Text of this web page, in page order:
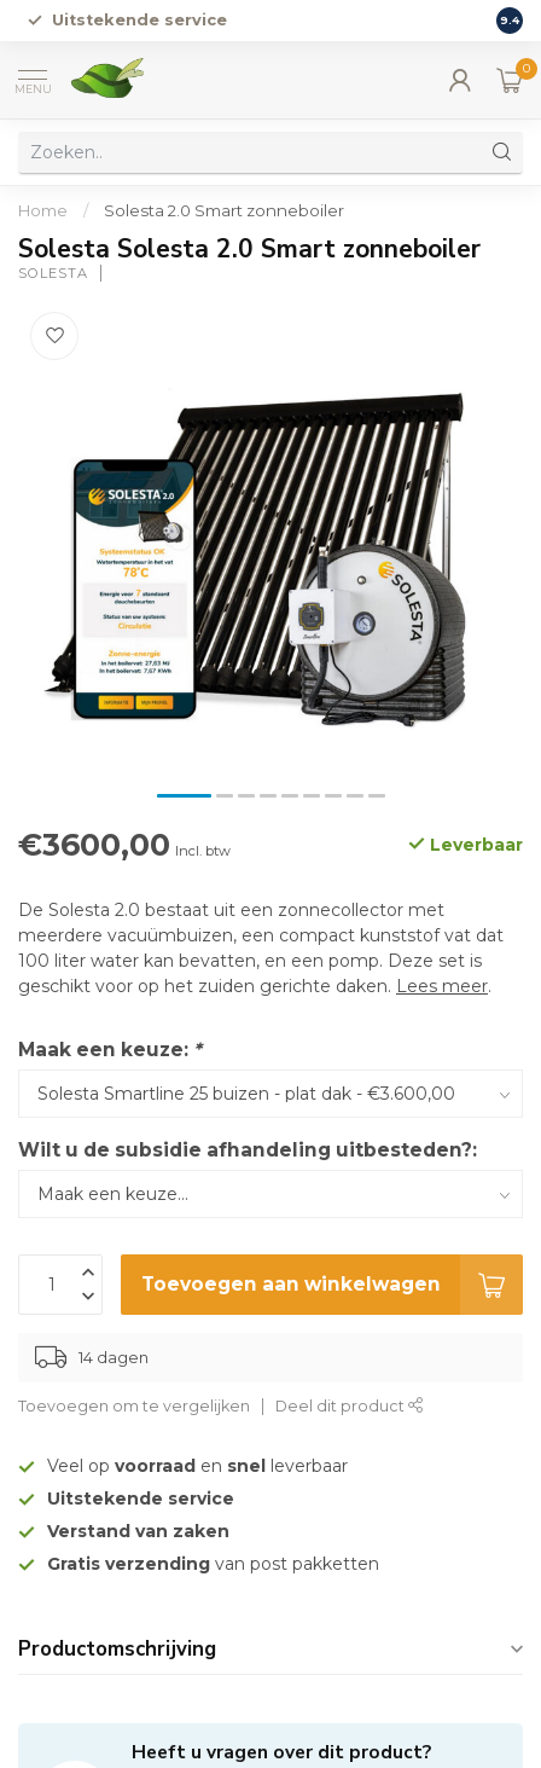
Uitstekende service 9.4
MENU
0
Home / Solesta 2.0 Smart zonneboiler
Solesta Solesta 2.0 Smart zonneboiler
SOLESTA
€3600,00 Incl. btw Leverbaar
De Solesta 2.0 bestaat uit een zonnecollector met
meerdere vacuümbuizen, een compact kunststof vat dat
100 liter water kan bevatten, en een pomp. Deze set is
geschikt voor op het zuiden gerichte daken. Lees meer.
Maak een keuze: *
Wilt u de subsidie afhandeling uitbesteden?:
Toevoegen aan winkelwagen
14 dagen
Toevoegen om te vergelijken Deel dit product
Veel op voorraad en snel leverbaar
Uitstekende service
Verstand van zaken
Gratis verzending van post pakketten
Productomschrijving
Heeft u vragen over dit product?